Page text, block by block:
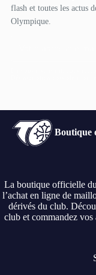
flash et toutes les actus
Olympique.
Boutique
La boutique officielle
l’achat en ligne de
dérivés du club.
club et commandez vos